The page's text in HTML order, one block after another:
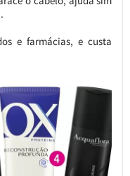
e farmácias, e custa